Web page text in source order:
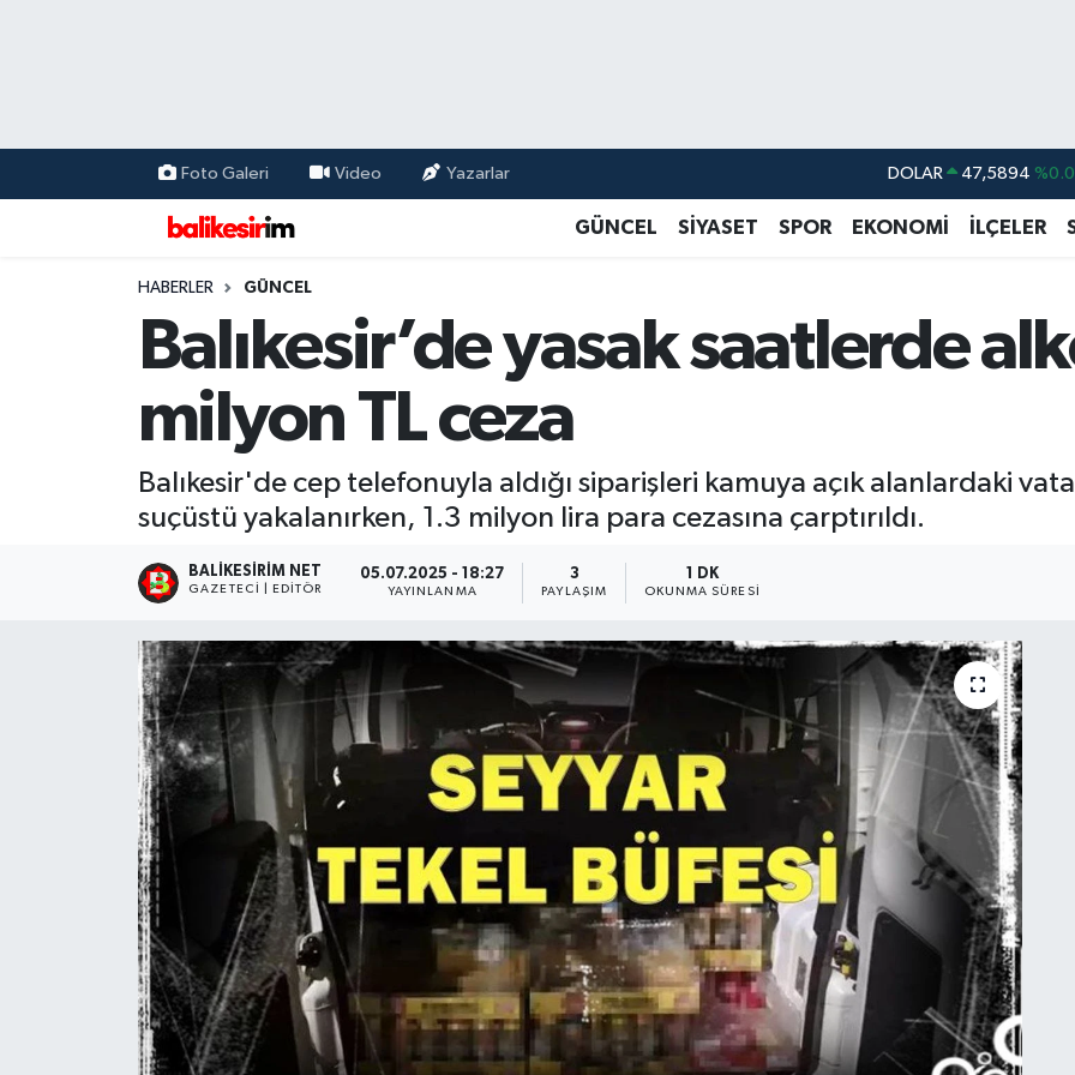
Foto Galeri Video Yazarlar DOLAR 47,5894
EURO 55,0398 %-
BİST100 13.703
GÜNCEL SİYASET SPOR EKONOMİ İLÇELER
HABERLER GÜNCEL
Balıkesir’de yasak saatlerde
milyon TL ceza
Balıkesir'de cep telefonuyla aldığı siparişleri kamuya açık alanlardaki
suçüstü yakalanırken, 1.3 milyon lira para cezasına çarptırıldı.
BALIKESIRIM NET
GAZETECI | EDITÖR
05.07.2025 - 18:27
YAYINLANMA
3
PAYLAŞIM
1 DK
OKUNMA SÜRESI